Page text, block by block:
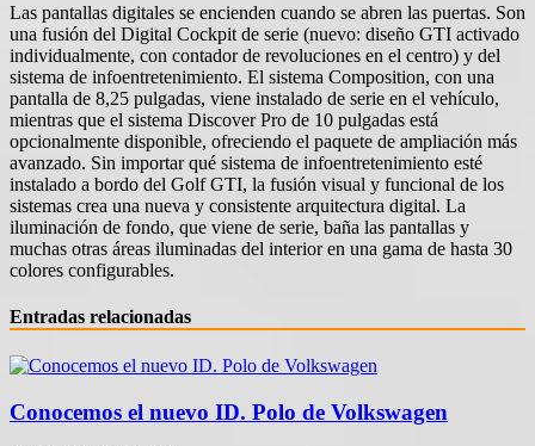
Las pantallas digitales se encienden cuando se abren las puertas. Son
una fusión del Digital Cockpit de serie (nuevo: diseño GTI activado
individualmente, con contador de revoluciones en el centro) y del
sistema de infoentretenimiento. El sistema Composition, con una
pantalla de 8,25 pulgadas, viene instalado de serie en el vehículo,
mientras que el sistema Discover Pro de 10 pulgadas está
opcionalmente disponible, ofreciendo el paquete de ampliación más
avanzado. Sin importar qué sistema de infoentretenimiento esté
instalado a bordo del Golf GTI, la fusión visual y funcional de los
sistemas crea una nueva y consistente arquitectura digital. La
iluminación de fondo, que viene de serie, baña las pantallas y
muchas otras áreas iluminadas del interior en una gama de hasta 30
colores configurables.
Entradas relacionadas
Conocemos el nuevo ID. Polo de Volkswagen